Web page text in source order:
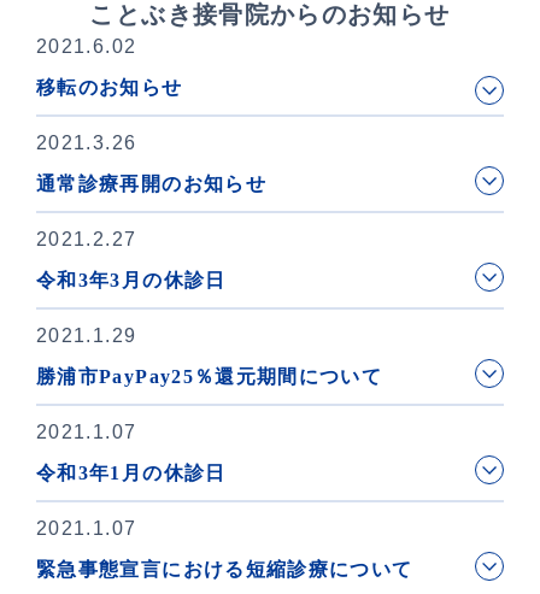
ことぶき接骨院からのお知らせ
2021.6.02
移転のお知らせ
2021.3.26
通常診療再開のお知らせ
2021.2.27
令和3年3月の休診日
2021.1.29
勝浦市PayPay25％還元期間について
2021.1.07
令和3年1月の休診日
2021.1.07
緊急事態宣言における短縮診療について